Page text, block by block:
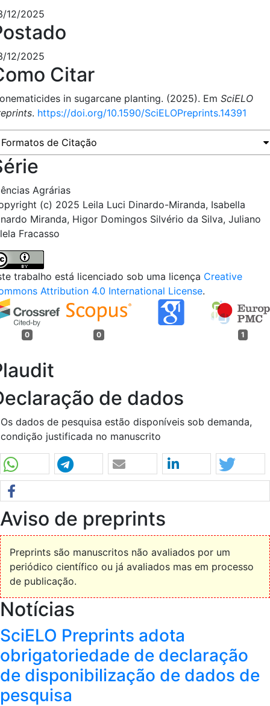
12/2025
12/2025
Citar
in sugarcane planting. (2025). Em SciELO
. https://doi.org/10.1590/SciELOPreprints.14391
Formatos de Citação
Agrárias
(c) 2025 Leila Luci Dinardo-Miranda, Isabella
Miranda, Higor Domingos Silvério da Silva, Juliano
Fracasso
trabalho está licenciado sob uma licença Creative
Attribution 4.0 International License.
0 0 1
de dados
Os dados de pesquisa estão disponíveis sob demanda,
condição justificada no manuscrito
Aviso de preprints
Preprints são manuscritos não avaliados por um
periódico científico ou já avaliados mas em processo
de publicação.
Notícias
SciELO Preprints adota
obrigatoriedade de declaração
de disponibilização de dados de
pesquisa